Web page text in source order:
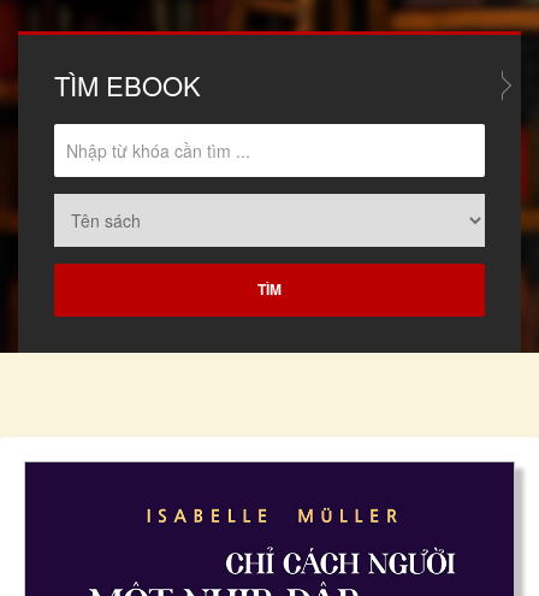
TÌM EBOOK